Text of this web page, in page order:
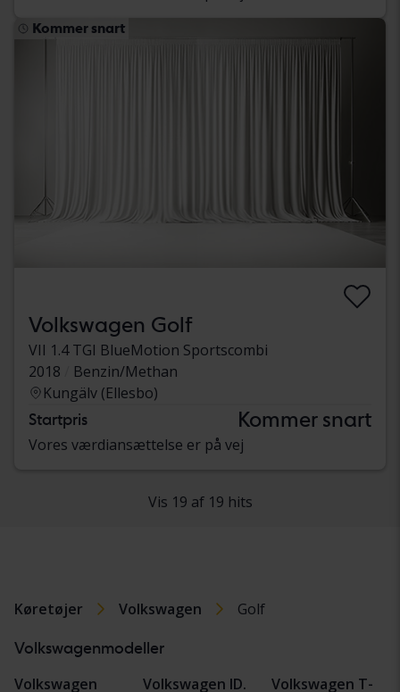
Kommer snart
Volkswagen Golf
VII 1.4 TGI BlueMotion Sportscombi
2018
Benzin/Methan
Kungälv (Ellesbo)
Startpris Kommer snart
Vores værdiansættelse er på vej
Vis 19 af 19 hits
Køretøjer Volkswagen Golf
Volkswagenmodeller
Volkswagen
Volkswagen ID.
Volkswagen T-